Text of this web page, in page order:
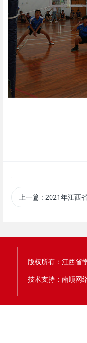
上一篇 : 2021年江西省大学生田径比赛暨 全国第十四
版权所有：江西省
技术支持：南顺网